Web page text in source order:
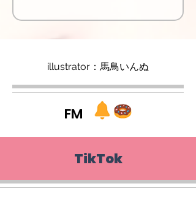
illustrator：馬鳥いんぬ
FM
TikTok